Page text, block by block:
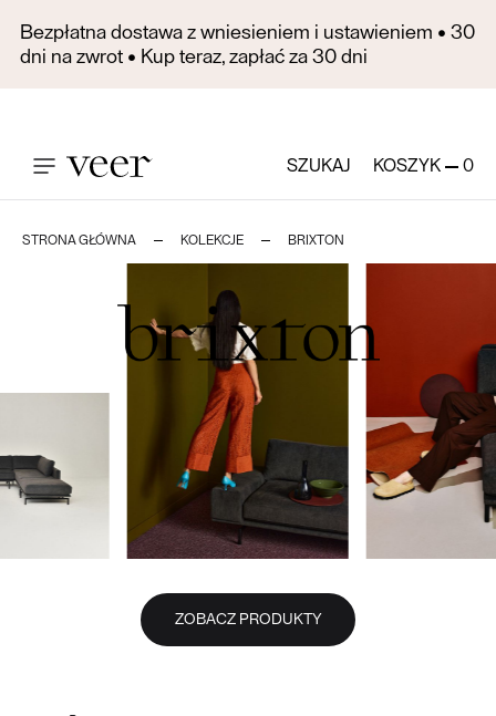
Bezpłatna dostawa z wniesieniem i ustawieniem • 30
dni na zwrot • Kup teraz, zapłać za 30 dni
SZUKAJ KOSZYK 0
STRONA GŁÓWNA KOLEKCJE BRIXTON
ZOBACZ PRODUKTY